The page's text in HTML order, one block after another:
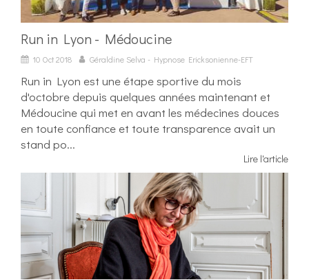
Run in Lyon - Médoucine
10 Oct 2018 Géraldine Selva - Hypnose Ericksonienne-EFT
Run in Lyon est une étape sportive du mois
d'octobre depuis quelques années maintenant et
Médoucine qui met en avant les médecines douces
en toute confiance et toute transparence avait un
stand po...
Lire l'article